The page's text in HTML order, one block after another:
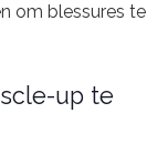
om blessures te
up te